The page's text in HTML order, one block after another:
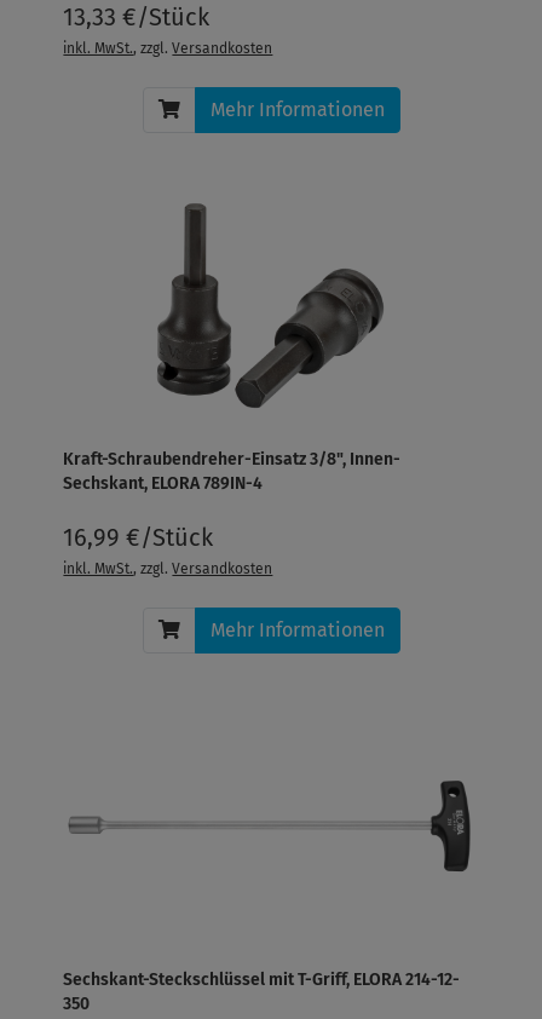
13,33 €/Stück
inkl. MwSt., zzgl.Versandkosten
Mehr Informationen
Kraft-Schraubendreher-Einsatz 3/8", Innen-
Sechskant, ELORA 789IN-4
16,99 €/Stück
inkl. MwSt., zzgl.Versandkosten
Mehr Informationen
Sechskant-Steckschlüssel mit T-Griff, ELORA 214-12-
350